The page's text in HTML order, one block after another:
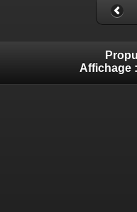
Affichage :